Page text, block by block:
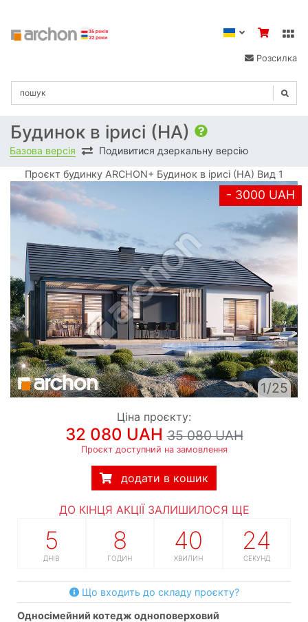
Розсилка
Будинок в ірисі (НА)
Базова версія Подивитися дзеркальну версію
Проєкт будинку ARCHON+ Будинок в ірисі (НА) Вид 1
- 3000 UAH
1/25
Ціна проєкту:
32 080 UAH35 080 UAH
Проєкт доступний на замовлення
додати в кошик
ДО КІНЦЯ АКЦІЇ ЗАЛИШИЛОСЯ ЩЕ
5
ДНІВ
8
ГОДИН
40
ХВИЛИН
24
СЕКУНД
Що входить до складу проєкту?
односімейний котедж одноповерховий